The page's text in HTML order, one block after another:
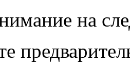
на